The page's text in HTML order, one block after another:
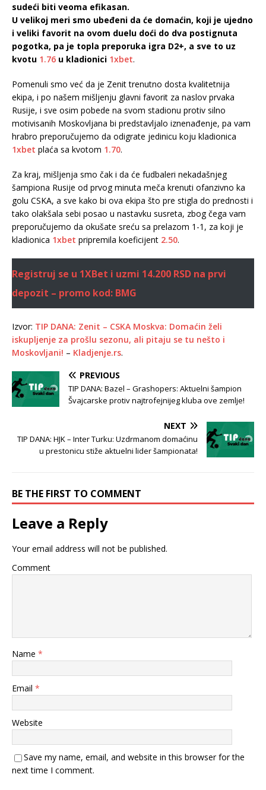
sudeći biti veoma efikasan.
U velikoj meri smo ubeđeni da će domaćin, koji je ujedno
i veliki favorit na ovom duelu doći do dva postignuta
pogotka, pa je topla preporuka igra D2+, a sve to uz
kvotu 1.76 u kladionici 1xbet.
Pomenuli smo već da je Zenit trenutno dosta kvalitetnija
ekipa, i po našem mišljenju glavni favorit za naslov prvaka
Rusije, i sve osim pobede na svom stadionu protiv silno
motivisanih Moskovljana bi predstavljalo iznenađenje, pa vam
hrabro preporučujemo da odigrate jedinicu koju kladionica
1xbet plaća sa kvotom 1.70.
Za kraj, mišljenja smo čak i da će fudbaleri nekadašnjeg
šampiona Rusije od prvog minuta meča krenuti ofanzivno ka
golu CSKA, a sve kako bi ova ekipa što pre stigla do prednosti i
tako olakšala sebi posao u nastavku susreta, zbog čega vam
preporučujemo da okušate sreću sa prelazom 1-1, za koji je
kladionica 1xbet pripremila koeficijent 2.50.
Registruj se u 1XBet i uzmi 14.200 RSD na prvi
depozit – promo kod: BMG
Izvor: TIP DANA: Zenit – CSKA Moskva: Domaćin želi
iskupljenje za prošlu sezonu, ali pitaju se tu nešto i
Moskovljani! – Kladjenje.rs.
PREVIOUS
TIP DANA: Bazel – Grashopers: Aktuelni šampion
Švajcarske protiv najtrofejnijeg kluba ove zemlje!
NEXT
TIP DANA: HJK – Inter Turku: Uzdrmanom domaćinu
u prestonicu stiže aktuelni lider šampionata!
BE THE FIRST TO COMMENT
Leave a Reply
Your email address will not be published.
Comment
Name *
Email *
Website
Save my name, email, and website in this browser for the
next time I comment.